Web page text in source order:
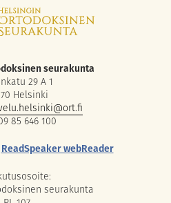
seurakunta
29 A 1
Helsinki
85 646 100
ReadSpeaker webReader
seurakunta